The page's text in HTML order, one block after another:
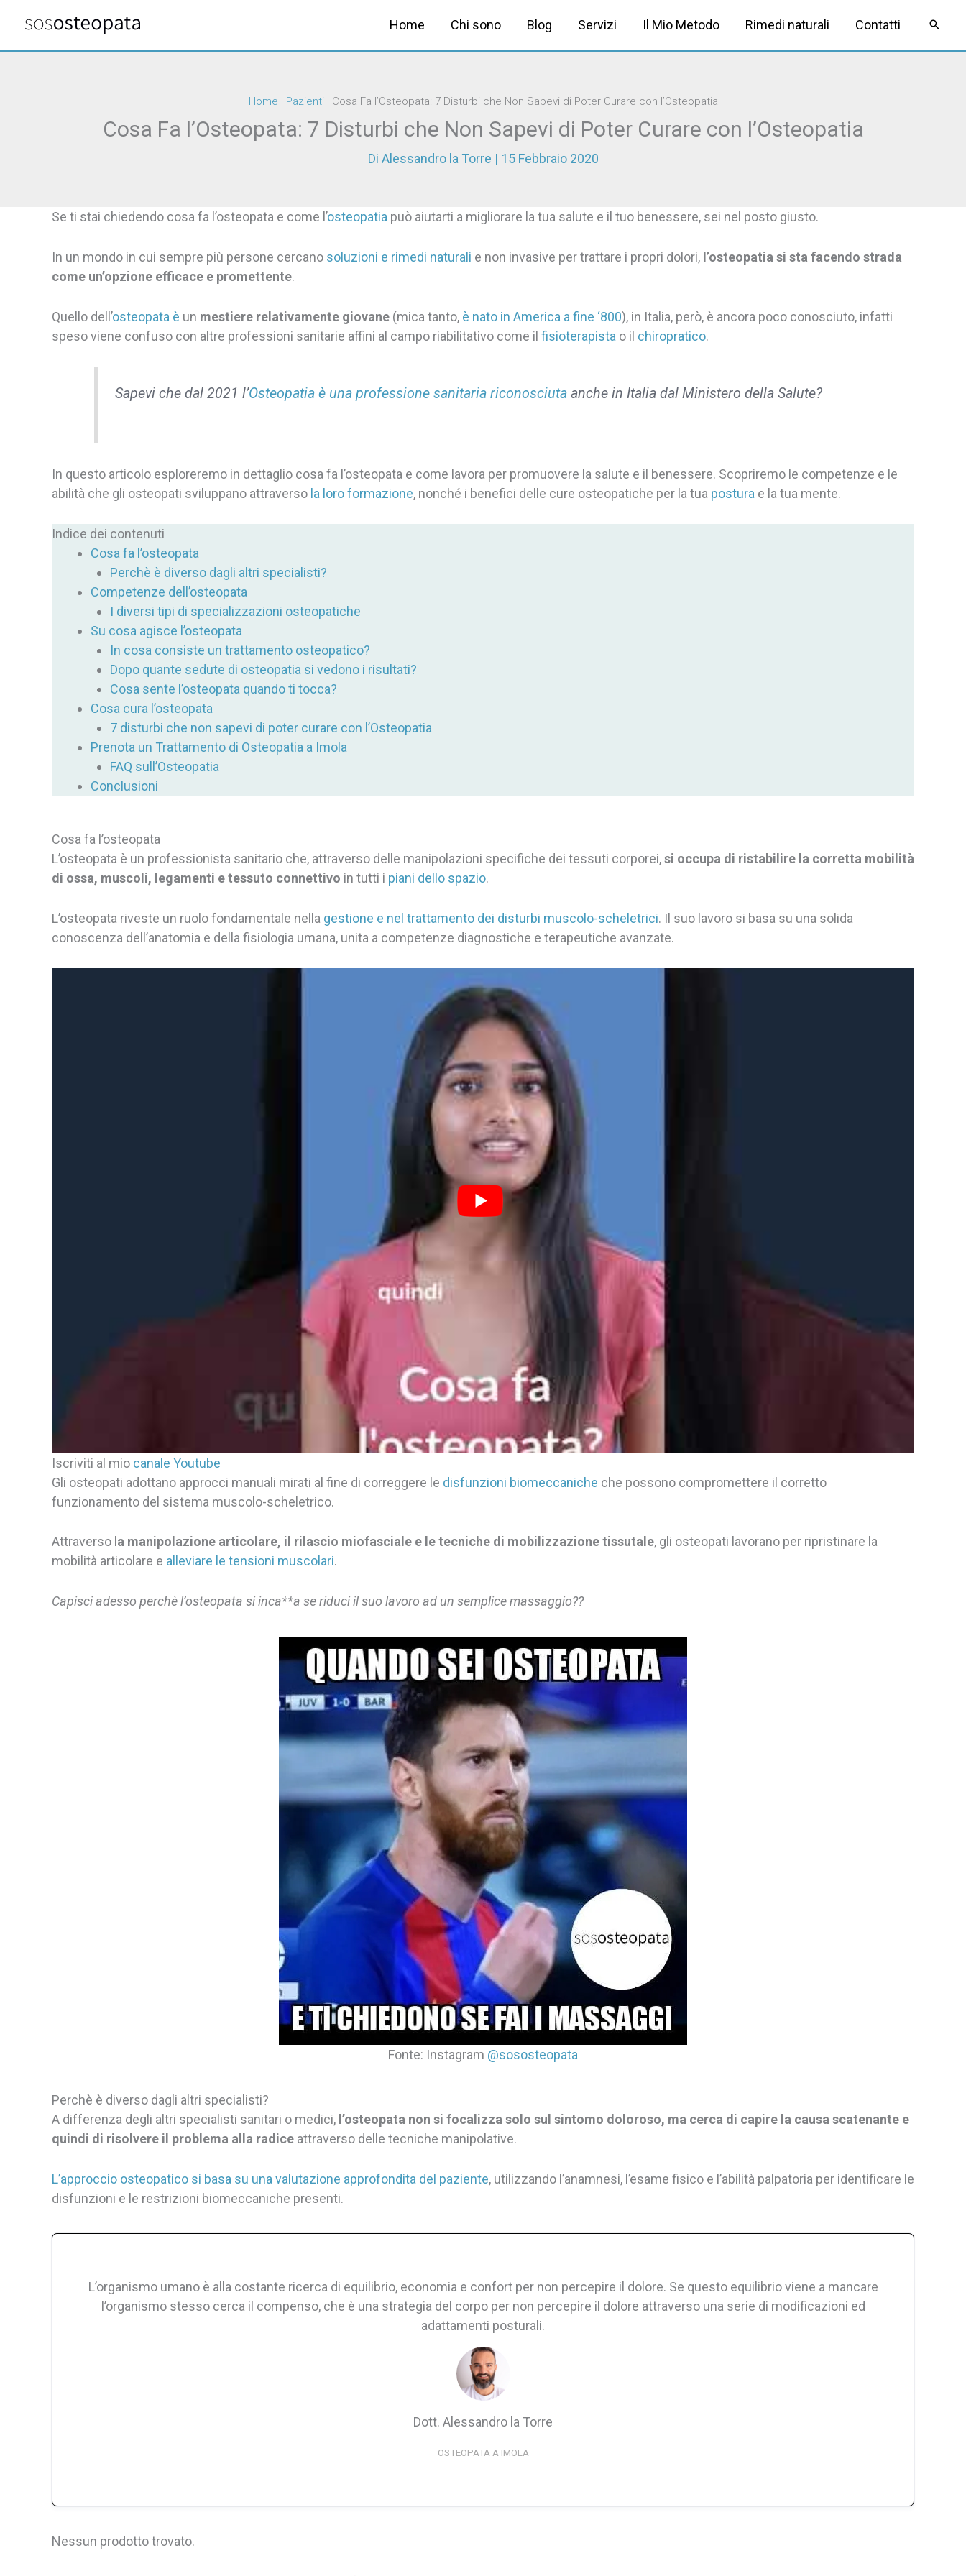
contenuto
Home Chi sono Blog Servizi Il Mio Metodo Rimedi naturali Contatti
Home | Pazienti | Cosa Fa l’Osteopata: 7 Disturbi che Non Sapevi di Poter Curare con l’Osteopatia
Cosa Fa l’Osteopata: 7 Disturbi che Non Sapevi di Poter Curare con l’Osteopatia
Di Alessandro la Torre | 15 Febbraio 2020
Se ti stai chiedendo cosa fa l’osteopata e come l’osteopatia può aiutarti a migliorare la tua salute e il tuo benessere, sei nel posto giusto.
In un mondo in cui sempre più persone cercano soluzioni e rimedi naturali e non invasive per trattare i propri dolori, l’osteopatia si sta facendo strada
come un’opzione efficace e promettente.
Quello dell’osteopata è un mestiere relativamente giovane (mica tanto, è nato in America a fine ‘800), in Italia, però, è ancora poco conosciuto, infatti
speso viene confuso con altre professioni sanitarie affini al campo riabilitativo come il fisioterapista o il chiropratico.
Sapevi che dal 2021 l’Osteopatia è una professione sanitaria riconosciuta anche in Italia dal Ministero della Salute?
In questo articolo esploreremo in dettaglio cosa fa l’osteopata e come lavora per promuovere la salute e il benessere. Scopriremo le competenze e le
abilità che gli osteopati sviluppano attraverso la loro formazione, nonché i benefici delle cure osteopatiche per la tua postura e la tua mente.
Indice dei contenuti
Cosa fa l’osteopata
Perchè è diverso dagli altri specialisti?
Competenze dell’osteopata
I diversi tipi di specializzazioni osteopatiche
Su cosa agisce l’osteopata
In cosa consiste un trattamento osteopatico?
Dopo quante sedute di osteopatia si vedono i risultati?
Cosa sente l’osteopata quando ti tocca?
Cosa cura l’osteopata
7 disturbi che non sapevi di poter curare con l’Osteopatia
Prenota un Trattamento di Osteopatia a Imola
FAQ sull’Osteopatia
Conclusioni
Cosa fa l’osteopata
L’osteopata è un professionista sanitario che, attraverso delle manipolazioni specifiche dei tessuti corporei,si occupa di ristabilire la corretta mobilità
di ossa, muscoli, legamenti e tessuto connettivo in tutti i piani dello spazio.
L’osteopata riveste un ruolo fondamentale nella gestione e nel trattamento dei disturbi muscolo-scheletrici. Il suo lavoro si basa su una solida
conoscenza dell’anatomia e della fisiologia umana, unita a competenze diagnostiche e terapeutiche avanzate.
Iscriviti al mio canale Youtube
Gli osteopati adottano approcci manuali mirati al fine di correggere le disfunzioni biomeccaniche che possono compromettere il corretto
funzionamento del sistema muscolo-scheletrico.
Attraverso l a manipolazione articolare, il rilascio miofasciale e le tecniche di mobilizzazione tissutale, gli osteopati lavorano per ripristinare la
mobilità articolare e alleviare le tensioni muscolari.
Capisci adesso perchè l’osteopata si inca**a se riduci il suo lavoro ad un semplice massaggio??
Fonte: Instagram @sososteopata
Perchè è diverso dagli altri specialisti?
A differenza degli altri specialisti sanitari o medici, l’osteopata non si focalizza solo sul sintomo doloroso, ma cerca di capire la causa scatenante e
quindi di risolvere il problema alla radice attraverso delle tecniche manipolative.
L’approccio osteopatico si basa su una valutazione approfondita del paziente, utilizzando l’anamnesi, l’esame fisico e l’abilità palpatoria per identificare le
disfunzioni e le restrizioni biomeccaniche presenti.
L’organismo umano è alla costante ricerca di equilibrio, economia e confort per non percepire il dolore. Se questo equilibrio viene a mancare
l’organismo stesso cerca il compenso, che è una strategia del corpo per non percepire il dolore attraverso una serie di modificazioni ed
adattamenti posturali.
Dott. Alessandro la Torre
OSTEOPATA A IMOLA
Nessun prodotto trovato.